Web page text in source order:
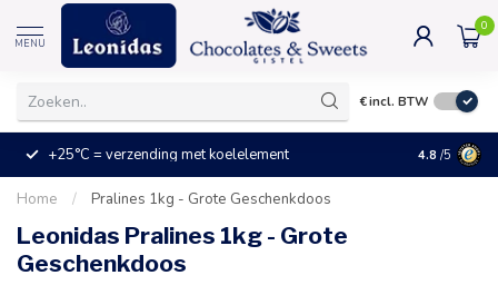
MENU
0
€incl. BTW
+25°C = verzending met koelelement Kleine
4.8 /5
Home / Pralines 1kg - Grote Geschenkdoos
Leonidas Pralines 1kg - Grote
Geschenkdoos